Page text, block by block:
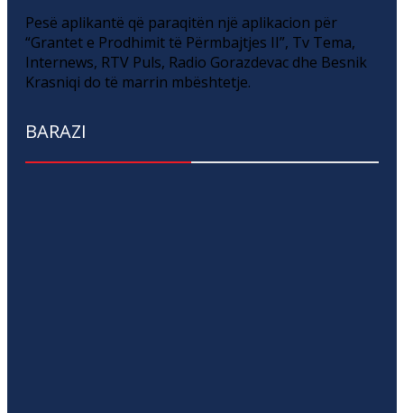
Pesë aplikantë që paraqitën një aplikacion për
“Grantet e Prodhimit të Përmbajtjes II”, Tv Tema,
Internews, RTV Puls, Radio Gorazdevac dhe Besnik
Krasniqi do të marrin mbështetje.
BARAZI